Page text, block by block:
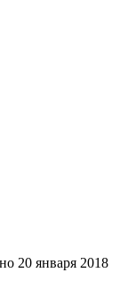
20 января 2018